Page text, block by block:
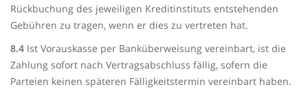
Rückbuchung des jeweiligen Kreditinstituts entstehenden
Gebühren zu tragen, wenn er dies zu vertreten hat.
8.4 Ist Vorauskasse per Banküberweisung vereinbart, ist die
Zahlung sofort nach Vertragsabschluss fällig, sofern die
Parteien keinen späteren Fälligkeitstermin vereinbart haben.